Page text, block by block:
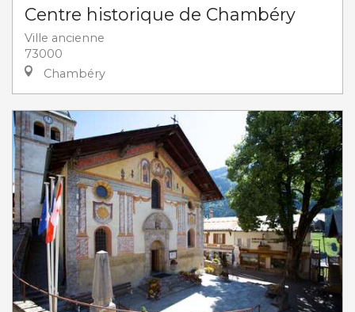
Centre historique de Chambéry
Ville ancienne
73000
Chambéry